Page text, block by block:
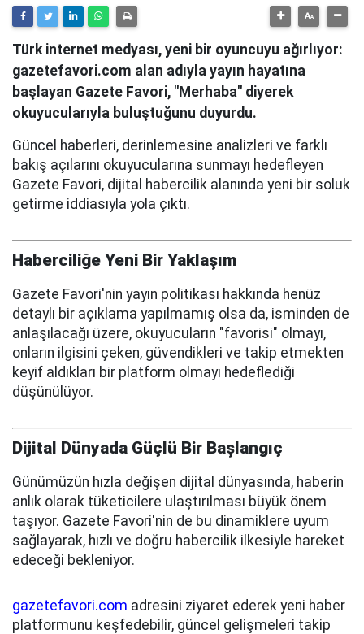
Türk internet medyası, yeni bir oyuncuyu ağırlıyor:
gazetefavori.com alan adıyla yayın hayatına
başlayan Gazete Favori, "Merhaba" diyerek
okuyucularıyla buluştuğunu duyurdu.
Güncel haberleri, derinlemesine analizleri ve farklı
bakış açılarını okuyucularına sunmayı hedefleyen
Gazete Favori, dijital habercilik alanında yeni bir soluk
getirme iddiasıyla yola çıktı.
Haberciliğe Yeni Bir Yaklaşım
Gazete Favori'nin yayın politikası hakkında henüz
detaylı bir açıklama yapılmamış olsa da, isminden de
anlaşılacağı üzere, okuyucuların "favorisi" olmayı,
onların ilgisini çeken, güvendikleri ve takip etmekten
keyif aldıkları bir platform olmayı hedeflediği
düşünülüyor.
Dijital Dünyada Güçlü Bir Başlangıç
Günümüzün hızla değişen dijital dünyasında, haberin
anlık olarak tüketicilere ulaştırılması büyük önem
taşıyor. Gazete Favori'nin de bu dinamiklere uyum
sağlayarak, hızlı ve doğru habercilik ilkesiyle hareket
edeceği bekleniyor.
gazetefavori.com adresini ziyaret ederek yeni haber
platformunu keşfedebilir, güncel gelişmeleri takip